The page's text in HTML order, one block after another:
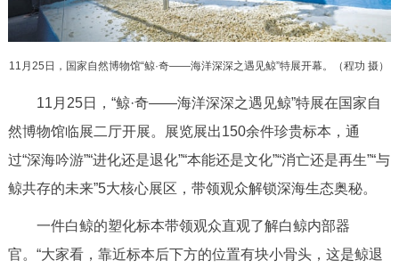
政务服务
便民服务 利企服务 投资项目
中介服务 阳光政务
12345网上接诉即办 我要咨询 我要建议
11月25日，国家自然博物馆“鲸·奇——海洋深深之遇见鲸”特展开幕。（程功 摄）
11月25日，“鲸·奇——海洋深深之遇见鲸”特展在国家自
然博物馆临展二厅开展。展览展出150余件珍贵标本，通
过“深海吟游”“进化还是退化”“本能还是文化”“消亡还是再生”“与
鲸共存的未来”5大核心展区，带领观众解锁深海生态奥秘。
一件白鲸的塑化标本带领观众直观了解白鲸内部器
官。“大家看，靠近标本后下方的位置有块小骨头，这是鲸退